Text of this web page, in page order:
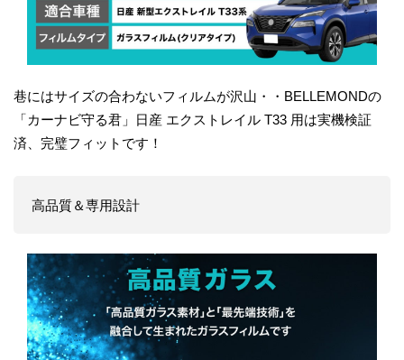
巷にはサイズの合わないフィルムが沢山・・BELLEMONDの
「カーナビ守る君」日産 エクストレイル T33 用は実機検証
済、完璧フィットです！
高品質＆専用設計